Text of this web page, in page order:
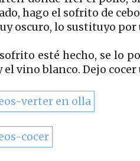
hago el sofrito de
oscuro, lo sustituyo
esté hecho, se lo
el vino blanco. Dejo